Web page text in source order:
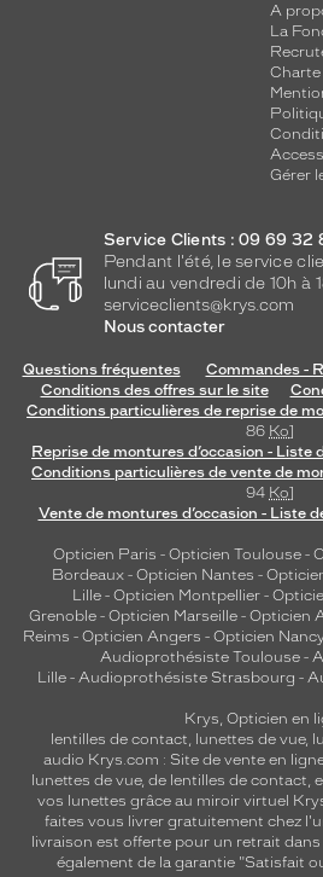
A
La
Gérer
Service Clients : 09 69 32
Pendant l'été, le service
lundi au vendredi de 10h à
serviceclients@krys.com
Nous contacter
Questions fréquentes
Commandes -
Conditions des offres sur le site
Conditions particulières de reprise de
86 Ko]
Reprise de montures d’occasion -
Conditions particulières de vente de
94 Ko]
Vente de montures d’occasion - Liste
Opticien Paris - Opticien Toulouse-
Bordeaux- Opticien Nantes -
Lille - Opticien Montpellier -
Grenoble - Opticien Marseille - Opticien
Reims - Opticien Angers - Opticien
Audioprothésiste Toulouse-
Lille- Audioprothésiste Strasbourg -
Krys, Opticien en
lentilles de contact, lunettes de vue,
audio Krys.com : Site de vente en
lunettes de vue, de lentilles de contact,
vos lunettes grâce au miroir virtuel
faites vous livrer gratuitement chez
livraison est offerte pour un retrait
également de la garantie "Satisfait